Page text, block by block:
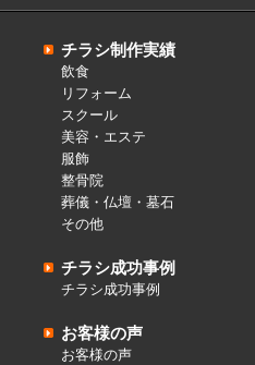
チラシ制作実績
飲食
リフォーム
スクール
美容・エステ
服飾
整骨院
葬儀・仏壇・墓石
その他
チラシ成功事例
チラシ成功事例
お客様の声
お客様の声